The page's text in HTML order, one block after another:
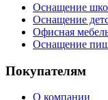
Оснащение
Оснащение
Офисная
Оснащение
Покупателям
О компании